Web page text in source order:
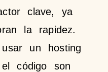
clave, ya
la rapidez.
un hosting
código son